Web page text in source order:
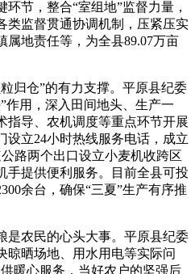
节，整合“室组地”监督力量，
类监督贯通协调机制，压紧压实
属地责任等，为全县89.07万亩
仓”的有力支撑。平原县纪委
作用，深入田间地头、生产一
指导、农机调度等重点环节开展
设立24小时热线服务电话，成立
路两个出口设立小麦机收跨区
手提供便利服务。目前全县可投
余台，确保“三夏”生产有序推
农民的心头大事。平原县纪委
晾晒场地、用水用电等实际问
暖心服务，当好农户的坚强后